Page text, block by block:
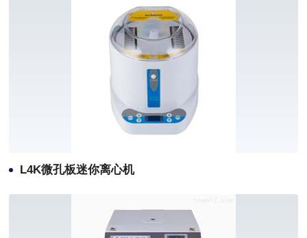
L4K微孔板迷你离心机